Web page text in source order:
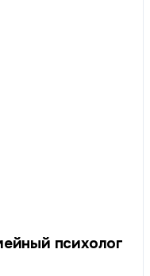
психолог